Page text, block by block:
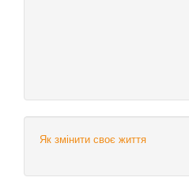
Як змінити своє життя